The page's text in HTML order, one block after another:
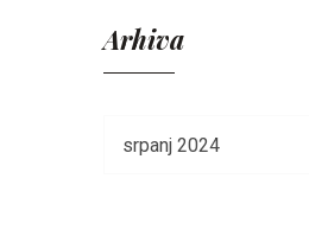
Arhiva